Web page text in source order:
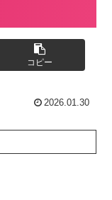
コピー
2026.01.30